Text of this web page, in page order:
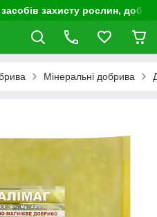
захисту рослин,
Мінеральні добрива